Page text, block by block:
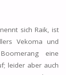
sich Raik, ist
Vekoma und
eine
leider aber auch